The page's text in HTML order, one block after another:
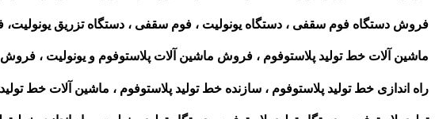
فروش دستگاه فوم سقفی ، دستگاه یونولیت ، فوم سقفی ، دستگاه تزریق
ماشین آلات خط تولید پلاستوفوم ، فروش ماشین آلات پلاستوفوم و یونولیت ،
راه اندازی خط تولید پلاستوفوم ، سازنده خط تولید پلاستوفوم ، ماشین آلات خط